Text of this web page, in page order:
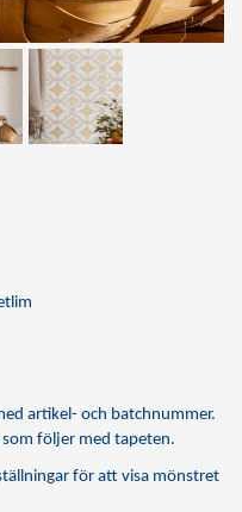
artikel- och batchnummer.
följer med tapeten.
för att visa mönstret